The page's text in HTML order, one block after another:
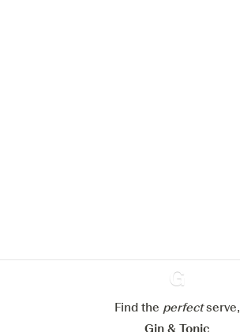
Ginventory
Find the perfectserve,
Gin & Tonic